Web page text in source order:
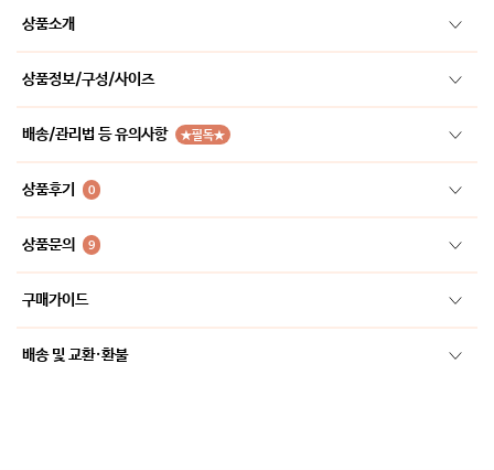
상품소개
상품정보/구성/사이즈
배송/관리법 등 유의사항 ★필독★
상품후기 0
상품문의 9
구매가이드
배송 및 교환·환불